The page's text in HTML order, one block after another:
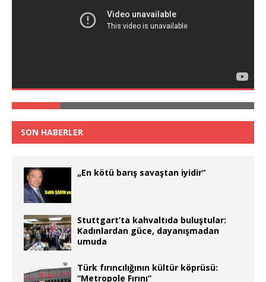
SON HABERLER
„En kötü barış savaştan iyidir“
Stuttgart’ta kahvaltıda buluştular:
Kadınlardan güce, dayanışmadan
umuda
Türk fırıncılığının kültür köprüsü:
“Metropole Fırını”